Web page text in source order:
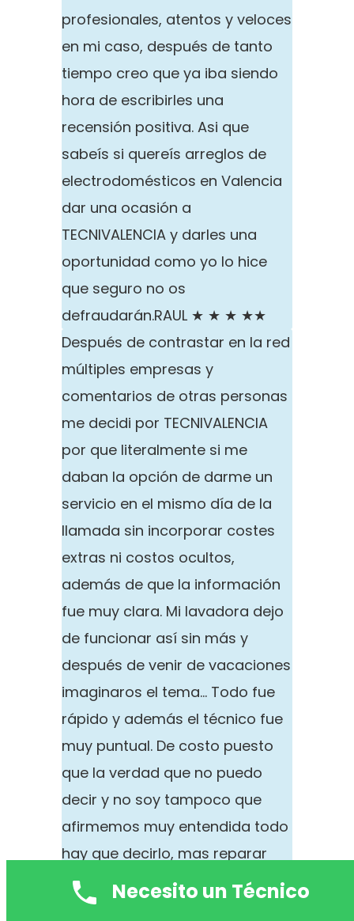
profesionales, atentos y veloces
en mi caso, después de tanto
tiempo creo que ya iba siendo
hora de escribirles una
recensión positiva. Asi que
sabeís si quereís arreglos de
electrodomésticos en Valencia
dar una ocasión a
TECNIVALENCIA y darles una
oportunidad como yo lo hice
que seguro no os
defraudarán.RAUL ★ ★ ★ ★★
Después de contrastar en la red
múltiples empresas y
comentarios de otras personas
me decidi por TECNIVALENCIA
por que literalmente si me
daban la opción de darme un
servicio en el mismo día de la
llamada sin incorporar costes
extras ni costos ocultos,
además de que la información
fue muy clara. Mi lavadora dejo
de funcionar así sin más y
después de venir de vacaciones
imaginaros el tema… Todo fue
rápido y además el técnico fue
muy puntual. De costo puesto
que la verdad que no puedo
decir y no soy tampoco que
afirmemos muy entendida todo
hay que decirlo, mas reparar
una lavadorita en el mismo día
que llamas por menos de
Necesito un Técnico